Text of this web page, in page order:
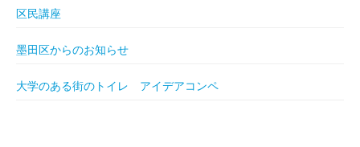
区民講座
墨田区からのお知らせ
大学のある街のトイレ アイデアコンペ